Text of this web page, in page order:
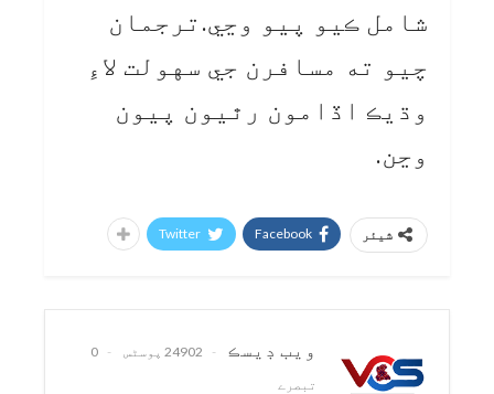
شامل ڪيو پيو وڃي.ترجمان
چيو ته مسافرن جي سهولت لاءِ
وڌيڪ اڏامون رٿيون پيون
وڃن.
شیئر Facebook
Twitter
ويب ڊيسڪ 24902 پوسٹس
0
تبصرے